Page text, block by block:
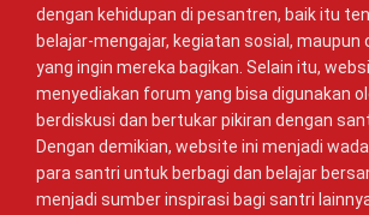
dengan kehidupan di pesantren, baik itu
belajar-mengajar, kegiatan sosial, maupun
yang ingin mereka bagikan. Selain itu,
menyediakan forum yang bisa digunakan
berdiskusi dan bertukar pikiran dengan
Dengan demikian, website ini menjadi
para santri untuk berbagi dan belajar
menjadi sumber inspirasi bagi santri